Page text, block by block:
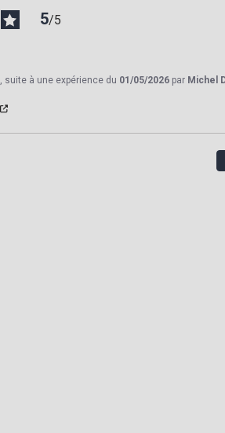
5/5
, suite à une expérience du 01/05/2026 par Michel